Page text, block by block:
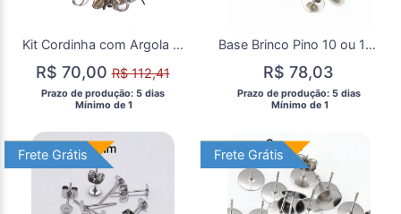
Kit Cordinha com Argola Double Loop Celular Pen Drive com 50
R$ 70,00R$ 112,41
Prazo de produção: 5 dias
  Mínimo de 1
Base Brinco Pino 10 ou 12 mm Aço Inoxidável 20 Pares
R$ 78,03
Prazo de produção: 5 dias
  Mínimo de 1
Frete Grátis
Frete Grátis Frete Grátis
Frete Grátis